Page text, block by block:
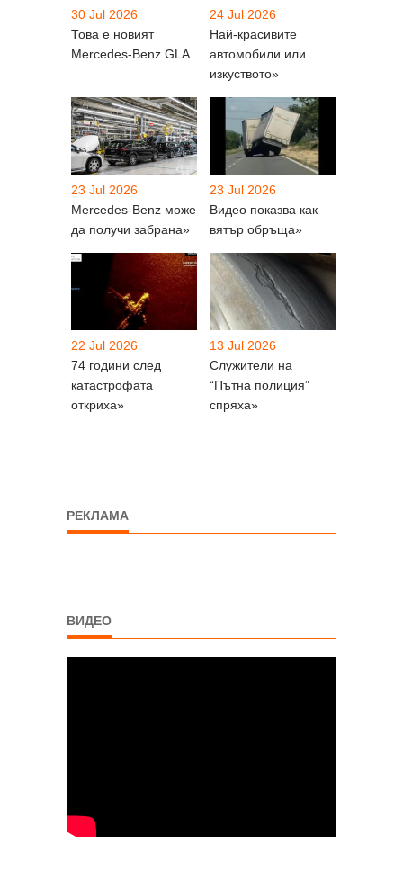
30 Jul 2026
Това е новият
Mercedes-Benz GLA
24 Jul 2026
Най-красивите
автомобили или
изкуството»
23 Jul 2026
Mercedes-Benz може
да получи забрана»
23 Jul 2026
Видео показва как
вятър обръща»
22 Jul 2026
74 години след
катастрофата
откриха»
13 Jul 2026
Служители на
“Пътна полиция”
спряха»
РЕКЛАМА
ВИДЕО